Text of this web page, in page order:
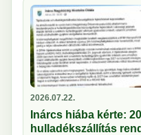
2026.07.22.
Inárcs hiába kérte:
hulladékszállítás